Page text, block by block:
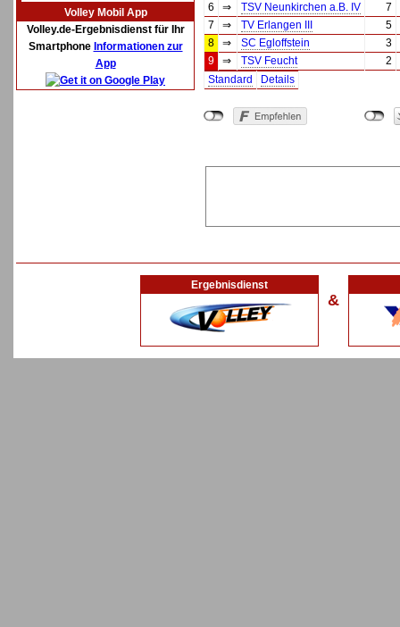
Volley Mobil App
Volley.de-Ergebnisdienst für Ihr
Smartphone Informationen zur
App
6
⇒ TSV Neunkirchen a.B. IV
7
7
⇒ TV Erlangen III
5
8
⇒ SC Egloffstein
3
9
⇒ TSV Feucht
2
Standard
Details
Ergebnisdienst
&